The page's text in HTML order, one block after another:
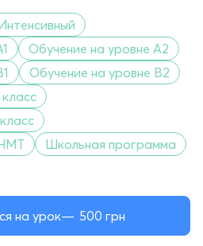
на урок 500 грн
Обучение на уровне A2
Обучение на уровне B2
Школьная программа